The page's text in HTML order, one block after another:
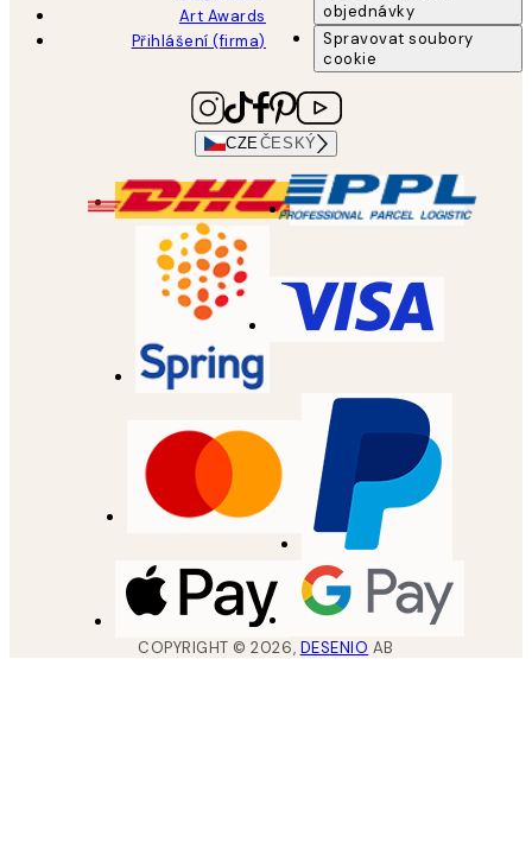
Art Awards
Přihlášení (firma)
objednávky
Spravovat soubory
cookie
CZEČESKÝ
COPYRIGHT ©2026, DESENIO AB